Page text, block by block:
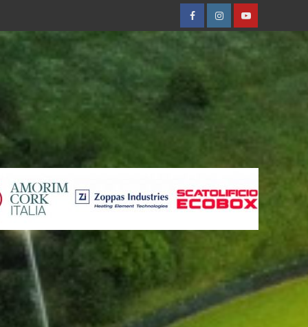
FacebobokInstagramYoutube